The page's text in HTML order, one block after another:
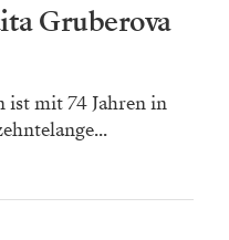
Gruberova
ist mit 74 Jahren in